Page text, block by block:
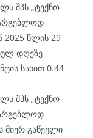
შპს „ტექნო
2025 წლის 29
დღეზე
სახით 0.44
შპს „ტექნო
მიერ გაწეული